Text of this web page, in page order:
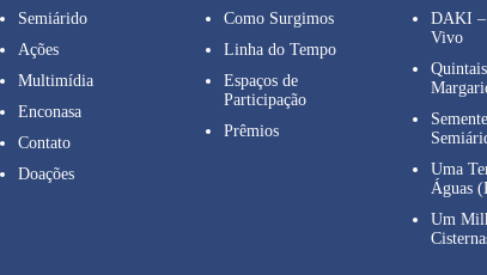
Semiárido
Ações
Multimídia
Enconasa
Contato
Doações
Como Surgimos
Linha do Tempo
Espaços de
Participação
Prêmios
DAKI –
Vivo
Uma
Águas
Um